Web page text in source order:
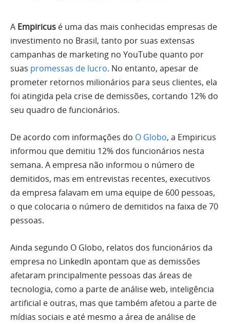
A Empiricus é uma das mais conhecidas empresas de
investimento no Brasil, tanto por suas extensas
campanhas de marketing no YouTube quanto por
suas promessas de lucro. No entanto, apesar de
prometer retornos milionários para seus clientes, ela
foi atingida pela crise de demissões, cortando 12% do
seu quadro de funcionários.
De acordo com informações do O Globo, a Empiricus
informou que demitiu 12% dos funcionários nesta
semana. A empresa não informou o número de
demitidos, mas em entrevistas recentes, executivos
da empresa falavam em uma equipe de 600 pessoas,
o que colocaria o número de demitidos na faixa de 70
pessoas.
Ainda segundo O Globo, relatos dos funcionários da
empresa no LinkedIn apontam que as demissões
afetaram principalmente pessoas das áreas de
tecnologia, como a parte de análise web, inteligência
artificial e outras, mas que também afetou a parte de
mídias sociais e até mesmo a área de análise de